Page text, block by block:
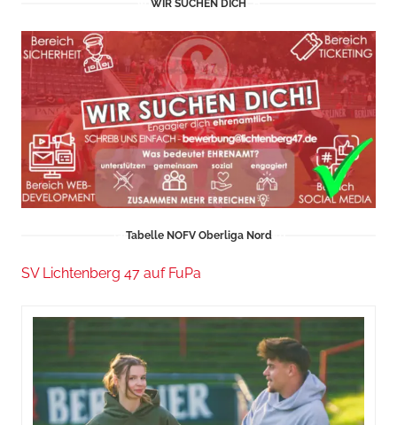
WIR SUCHEN DICH
Tabelle NOFV Oberliga Nord
SV Lichtenberg 47 auf FuPa